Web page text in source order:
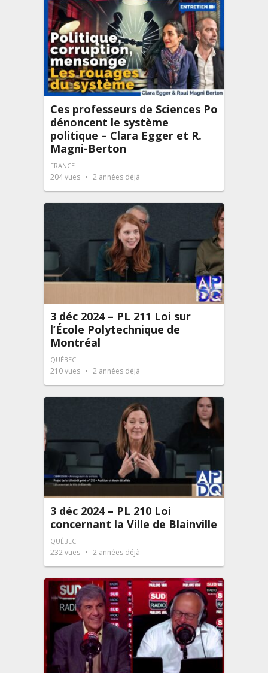
Ces professeurs de Sciences Po
dénoncent le système
politique – Clara Egger et R.
Magni-Berton
FRANCE
204vues 2 années déjà
3 déc 2024 – PL 211 Loi sur
l’École Polytechnique de
Montréal
QUÉBEC
210vues 2 années déjà
3 déc 2024 – PL 210 Loi
concernant la Ville de Blainville
QUÉBEC
232vues 2 années déjà